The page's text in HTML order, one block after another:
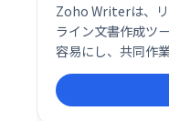
Zoho Writerは、
ライン文書作成ツ
容易にし、共同作
集を非表示にした
も可能です。同僚
的な文書作成を支